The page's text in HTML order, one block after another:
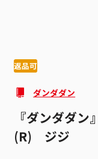
返品可
ダンダダン
『ダンダダ
(R) ジジ